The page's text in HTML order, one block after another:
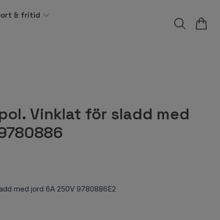
& fritid
Vinklat för sladd med
med jord 6A 250V 9780886E2